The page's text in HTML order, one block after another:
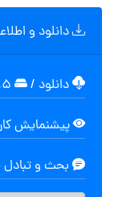
دانلود و
دانلود /
پیشنمایش
بحث و تبادل